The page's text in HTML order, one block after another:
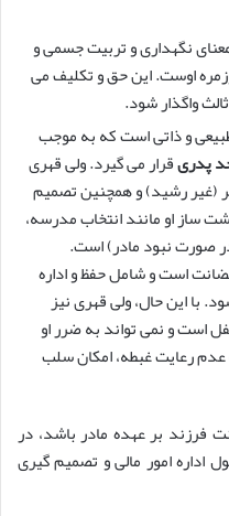
نگهداری و تربیت جسمی و
اوست. این حق و تکلیف می
واگذار شود.
و ذاتی است که به موجب
پدریقرار می گیرد. ولی قهری
(غیر رشید) و همچنین تصمیم
ساز او مانند انتخاب مدرسه،
صورت نبود مادر) است.
است و شامل حفظ و اداره
با این حال، ولی قهری نیز
است و نمی تواند به ضرر او
رعایت غبطه، امکان سلب
بر عهده مادر باشد، در
اداره امور مالی و تصمیم گیری